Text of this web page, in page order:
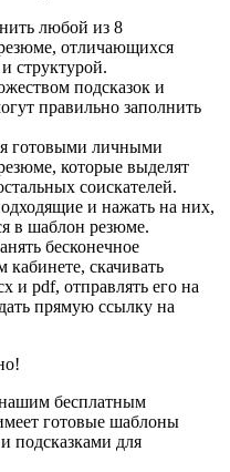
любой из 8
отличающихся
структурой.
подсказок и
правильно заполнить
готовыми личными
которые выделят
соискателей.
и нажать на них,
в шаблон резюме.
бесконечное
скачивать
и pdf, отправлять его на
прямую ссылку на
нашим бесплатным
готовые шаблоны
подсказками для